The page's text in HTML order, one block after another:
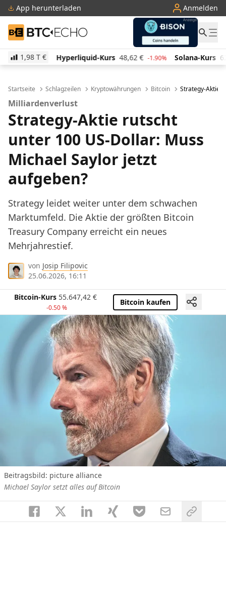
App herunterladen Anmelden
BTC-ECHO
1,98 T €
Kurs 48,62 € -1.90% Solana-Kurs 62,85 € -1.80% TRON-
Startseite Schlagzeilen Kryptowährungen Bitcoin Strategy-Aktie
Milliardenverlust
Strategy-Aktie rutscht
unter 100 US-Dollar: Muss
Michael Saylor jetzt
aufgeben?
Strategy leidet weiter unter dem schwachen
Marktumfeld. Die Aktie der größten Bitcoin
Treasury Company erreicht ein neues
Mehrjahrestief.
von Josip Filipovic
25.06.2026, 16:11
Bitcoin-Kurs 55.647,42 €
-0.50 %
Bitcoin kaufen
Beitragsbild: picture alliance
Michael Saylor setzt alles auf Bitcoin